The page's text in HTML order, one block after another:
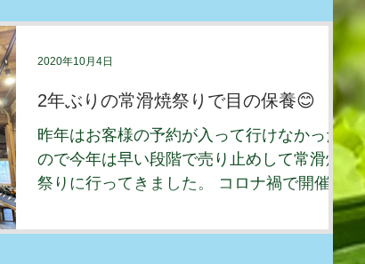
っくりとリラックスする時間を過ごすこと
2年ぶりの常滑焼祭りで目の保養😊
昨年はお客様の予約が入って行けなかった
ので今年は早い段階で売り止めして常滑焼
祭りに行ってきました。 コロナ禍で開催す
るのかどうか不安でしたが、例年週末開催
だったものを、今年は2週間にまたいでの
2020年10月4日